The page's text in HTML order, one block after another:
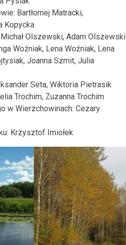
Bartłomej Matracki,
Kopycka
Olszewski, Adam Olszewski
Woźniak, Lena Woźniak, Lena
Joanna Szmit, Julia
Seta, Wiktoria Pietrasik
Trochim, Zuzanna Trochim
w Wierzchowinach: Cezary
Krzysztof Imiołek